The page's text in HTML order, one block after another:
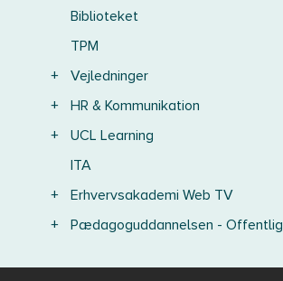
Biblioteket
TPM
+
Vejledninger
+
HR & Kommunikation
+
UCL Learning
ITA
+
Erhvervsakademi Web TV
+
Pædagoguddannelsen - Offentlig